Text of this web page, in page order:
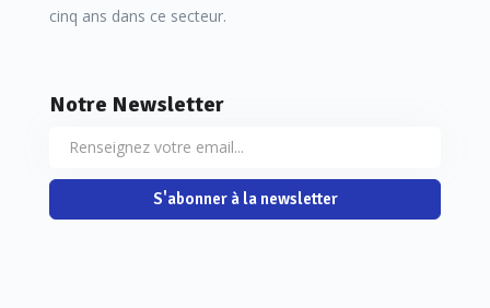
cinq ans dans ce secteur.
Notre Newsletter
S'abonner à la newsletter